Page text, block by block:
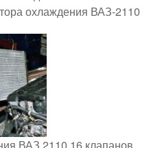
охлаждения ВАЗ-2110
ВАЗ 2110 16 клапанов.